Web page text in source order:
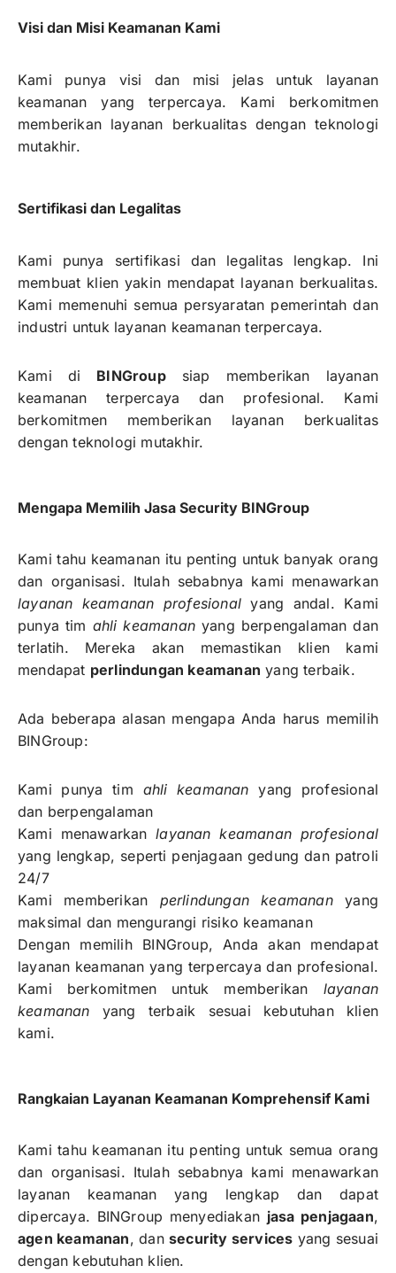
Visi dan Misi Keamanan Kami
Kami punya visi dan misi jelas untuk layanan
keamanan yang terpercaya. Kami berkomitmen
memberikan layanan berkualitas dengan teknologi
mutakhir.
Sertifikasi dan Legalitas
Kami punya sertifikasi dan legalitas lengkap. Ini
membuat klien yakin mendapat layanan berkualitas.
Kami memenuhi semua persyaratan pemerintah dan
industri untuk layanan keamanan terpercaya.
Kami di BINGroupsiap memberikan layanan
keamanan terpercaya dan profesional. Kami
berkomitmen memberikan layanan berkualitas
dengan teknologi mutakhir.
Mengapa Memilih Jasa Security BINGroup
Kami tahu keamanan itu penting untuk banyak orang
dan organisasi. Itulah sebabnya kami menawarkan
layanan keamanan profesional yang andal. Kami
punya tim ahli keamanan yang berpengalaman dan
terlatih. Mereka akan memastikan klien kami
mendapat perlindungan keamanan yang terbaik.
Ada beberapa alasan mengapa Anda harus memilih
BINGroup:
Kami punya tim ahli keamanan yang profesional
dan berpengalaman
Kami menawarkanlayanan keamanan profesional
yang lengkap, seperti penjagaan gedung dan patroli
24/7
Kami memberikan perlindungan keamananyang
maksimal dan mengurangi risiko keamanan
Dengan memilih BINGroup, Anda akan mendapat
layanan keamanan yang terpercaya dan profesional.
Kami berkomitmen untuk memberikan layanan
keamanan yang terbaik sesuai kebutuhan klien
kami.
Rangkaian Layanan Keamanan Komprehensif Kami
Kami tahu keamanan itu penting untuk semua orang
dan organisasi. Itulah sebabnya kami menawarkan
layanan keamanan yang lengkap dan dapat
dipercaya. BINGroup menyediakan jasa penjagaan,
agen keamanan, dan security services yang sesuai
dengan kebutuhan klien.